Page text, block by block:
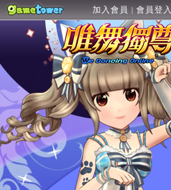
加入會員 | 會員登入